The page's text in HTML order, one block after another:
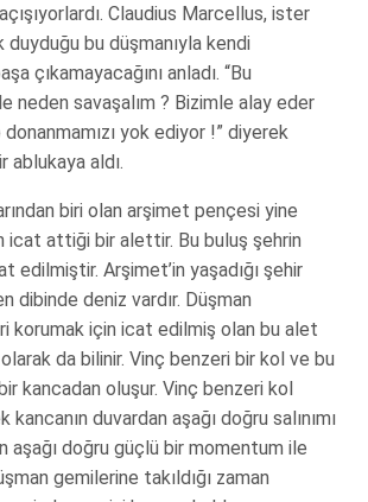
Claudius Marcellus, ister
duyduğu bu düşmanıyla kendi
çıkamayacağını anladı. “Bu
neden savaşalım ? Bizimle alay eder
donanmamızı yok ediyor !” diyerek
ablukaya aldı.
biri olan arşimet pençesi yine
icat attiği bir alettir. Bu buluş şehrin
edilmiştir. Arşimet’in yaşadığı şehir
dibinde deniz vardır. Düşman
korumak için icat edilmiş olan bu alet
olarak da bilinir. Vinç benzeri bir kol ve bu
kancadan oluşur. Vinç benzeri kol
duvardan aşağı doğru salınımı
aşağı doğru güçlü bir momentum ile
gemilerine takıldığı zaman